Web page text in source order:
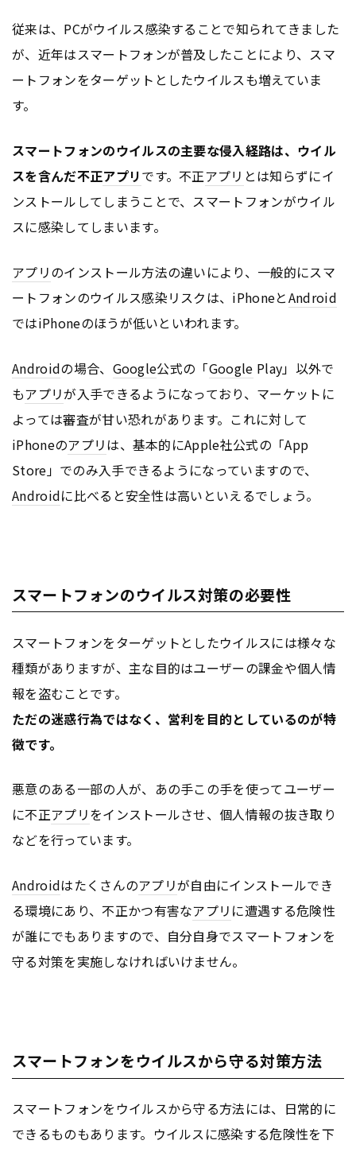
従来は、PCがウイルス感染することで知られてきました
が、近年はスマートフォンが普及したことにより、スマ
ートフォンをターゲットとしたウイルスも増えていま
す。
スマートフォンのウイルスの主要な侵入経路は、ウイル
スを含んだ不正アプリです。不正アプリ とは知らずにイ
ンストールしてしまうことで、スマートフォンがウイル
スに感染してしまいます。
アプリのインストール方法の違いにより、一般的にスマ
ートフォンのウイルス感染リスクは、iPhoneとAndroid
ではiPhoneのほうが低いといわれます。
Androidの場合、 Google公式の「Google Play」以外で
もアプリが入手できるようになっており、マーケットに
よっては審査が甘い恐れがあります。これに対して
iPhoneのアプリは、基本的にApple社公式の「App
Store」でのみ入手できるようになっていますので、
Androidに比べると安全性は高いといえるでしょう。
スマートフォンのウイルス対策の必要性
スマートフォンをターゲットとしたウイルスには様々な
種類がありますが、主な目的はユーザーの課金や個人情
報を盗むことです。
ただの迷惑行為ではなく、営利を目的としているのが特
徴です。
悪意のある一部の人が、あの手この手を使ってユーザー
に不正アプリをインストールさせ、個人情報の抜き取り
などを行っています。
Androidはたくさんのアプリが自由にインストールでき
る環境にあり、不正かつ有害なアプリ に遭遇する危険性
が誰にでもありますので、自分自身でスマートフォンを
守る対策を実施しなければいけません。
スマートフォンをウイルスから守る対策方法
スマートフォンをウイルスから守る方法には、日常的に
できるものもあります。ウイルスに感染する危険性を下